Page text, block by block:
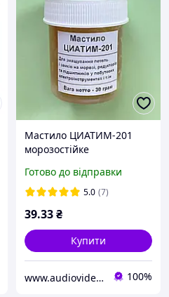
Мастило ЦИАТИМ-201
морозостійке
30 г
Готово до відправки
5.0 (7)
39.33₴
Купити
www.audiovideomag.com.ua 100%